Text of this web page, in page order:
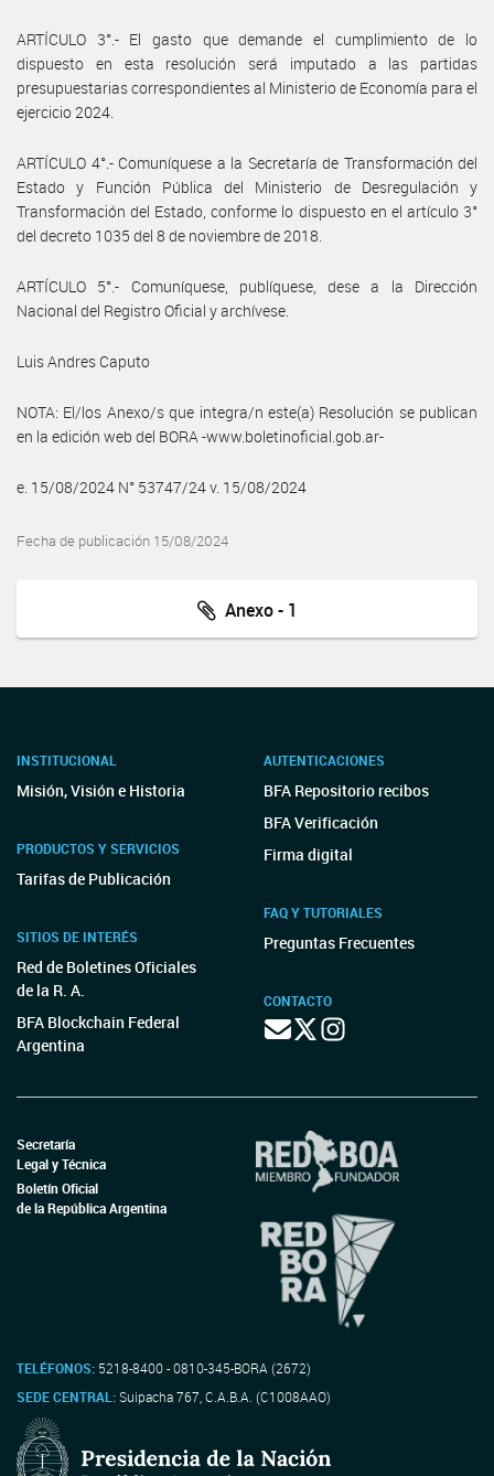
ARTÍCULO 3°.- El gasto que demande el cumplimiento de lo
dispuesto en esta resolución será imputado a las partidas
presupuestarias correspondientes al Ministerio de Economía para el
ejercicio 2024.
ARTÍCULO 4°.- Comuníquese a la Secretaría de Transformación del
Estado y Función Pública del Ministerio de Desregulación y
Transformación del Estado, conforme lo dispuesto en el artículo 3°
del decreto 1035 del 8 de noviembre de 2018.
ARTÍCULO 5°.- Comuníquese, publíquese, dese a la Dirección
Nacional del Registro Oficial y archívese.
Luis Andres Caputo
NOTA: El/los Anexo/s que integra/n este(a) Resolución se publican
en la edición web del BORA -www.boletinoficial.gob.ar-
e. 15/08/2024 N° 53747/24 v. 15/08/2024
Fecha de publicación 15/08/2024
Anexo - 1
INSTITUCIONAL
Misión, Visión e Historia
PRODUCTOS Y SERVICIOS
Tarifas de Publicación
SITIOS DE INTERÉS
Red de Boletines Oficiales
de la R. A.
BFA Blockchain Federal
Argentina
AUTENTICACIONES
BFA Repositorio recibos
BFA Verificación
Firma digital
FAQ Y TUTORIALES
Preguntas Frecuentes
CONTACTO
Secretaría
Legal y Técnica
Boletín Oficial
de la República Argentina
TELÉFONOS: 5218-8400 - 0810-345-BORA (2672)
SEDE CENTRAL:Suipacha 767, C.A.B.A. (C1008AAO)